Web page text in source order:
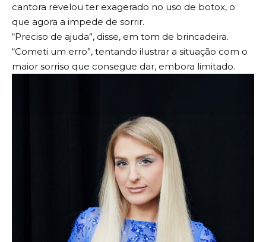
cantora revelou ter exagerado no uso de botox, o
que agora a impede de sorrir.
“Preciso de ajuda”, disse, em tom de brincadeira.
“Cometi um erro”, tentando ilustrar a situação com o
maior sorriso que consegue dar, embora limitado.